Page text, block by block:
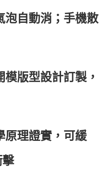
自動消；手機散
版型設計訂製，
理證實，可緩
擊